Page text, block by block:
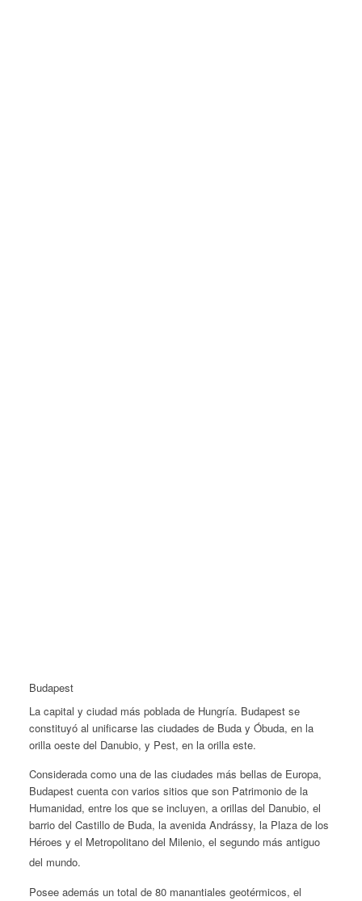
Budapest
La capital y ciudad más poblada de Hungría. Budapest se
constituyó al unificarse las ciudades de Buda y Óbuda, en la
orilla oeste del Danubio, y Pest, en la orilla este.
Considerada como una de las ciudades más bellas de Europa,
Budapest cuenta con varios sitios que son Patrimonio de la
Humanidad, entre los que se incluyen, a orillas del Danubio, el
barrio del Castillo de Buda, la avenida Andrássy, la Plaza de los
Héroes y el Metropolitano del Milenio, el segundo más antiguo
del mundo.
Posee además un total de 80 manantiales geotérmicos, el